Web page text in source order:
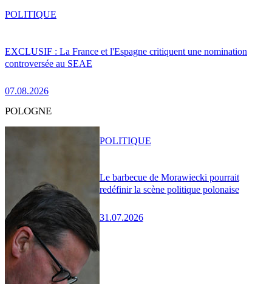
EXCLUSIF : La France et l'Espagne critiquent une nomination
controversée au SEAE
07.08.2026
POLITIQUE
POLOGNE
Le barbecue de Morawiecki pourrait
redéfinir la scène politique polonaise
31.07.2026
POLITIQUE